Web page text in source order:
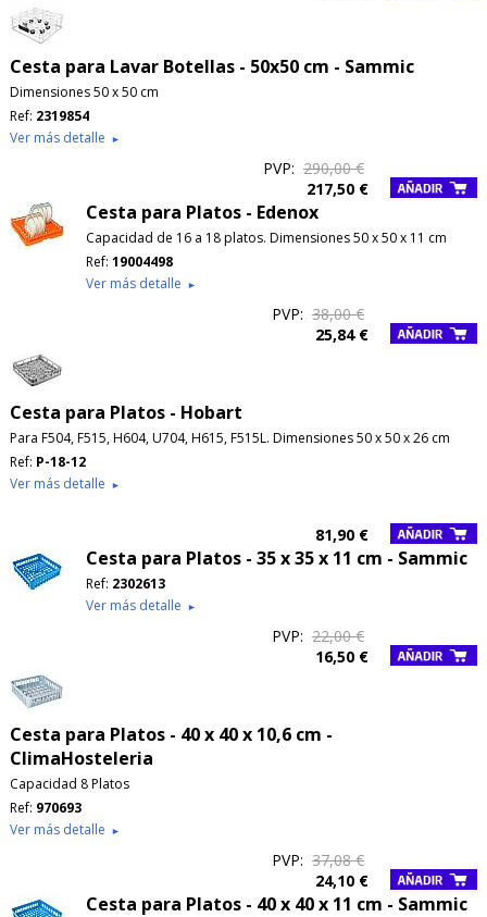
Cesta para Lavar Botellas - 50x50 cm - Sammic
Dimensiones 50 x 50 cm
Ref: 2319854
Ver más detalle ►
PVP: 290,00 €
217,50 €
Cesta para Platos - Edenox
Capacidad de 16 a 18 platos. Dimensiones 50 x 50 x 11 cm
Ref: 19004498
Ver más detalle ►
PVP: 38,00 €
25,84 €
Cesta para Platos - Hobart
Para F504, F515, H604, U704, H615, F515L. Dimensiones 50 x 50 x 26 cm
Ref: P-18-12
Ver más detalle ►
81,90 €
Cesta para Platos - 35 x 35 x 11 cm - Sammic
Ref: 2302613
Ver más detalle ►
PVP: 22,00 €
16,50 €
Cesta para Platos - 40 x 40 x 10,6 cm -
ClimaHosteleria
Capacidad 8 Platos
Ref: 970693
Ver más detalle ►
PVP: 37,08 €
24,10 €
Cesta para Platos - 40 x 40 x 11 cm - Sammic